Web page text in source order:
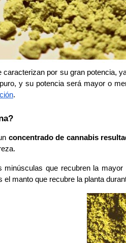
por su gran potencia,
y su potencia será mayor o
.
concentrado de cannabis
minúsculas que recubren la
el manto que recubre la planta